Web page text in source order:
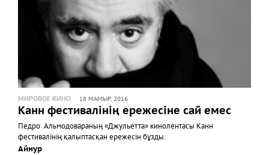
МИРОВОЕ КИНО 18 МАМЫР, 2016
Канн фестивалінің ережесіне сай емес
Педро Альмодовараның «Джульетта» кинолентасы Канн
фестивалінің қалыптасқан ережесін бұзды.
Айнур